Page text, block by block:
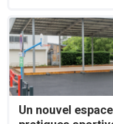
Un nouvel